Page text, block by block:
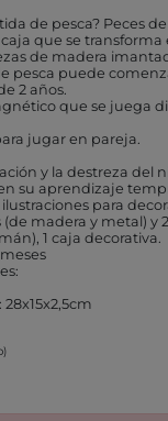
de pesca? Peces
que se
de madera
pesca puede
2 años.
que se juega
jugar en pareja.
y la destreza del
su aprendizaje
para
(de madera y metal) y
1 caja decorativa.